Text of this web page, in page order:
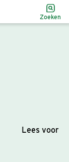
Zoeken
Lees voor